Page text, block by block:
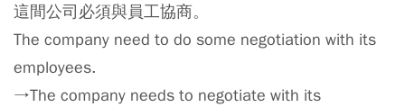
這間公司必須與員工協商。
The company need to do some negotiation with its
employees.
→The company needs to negotiate with its